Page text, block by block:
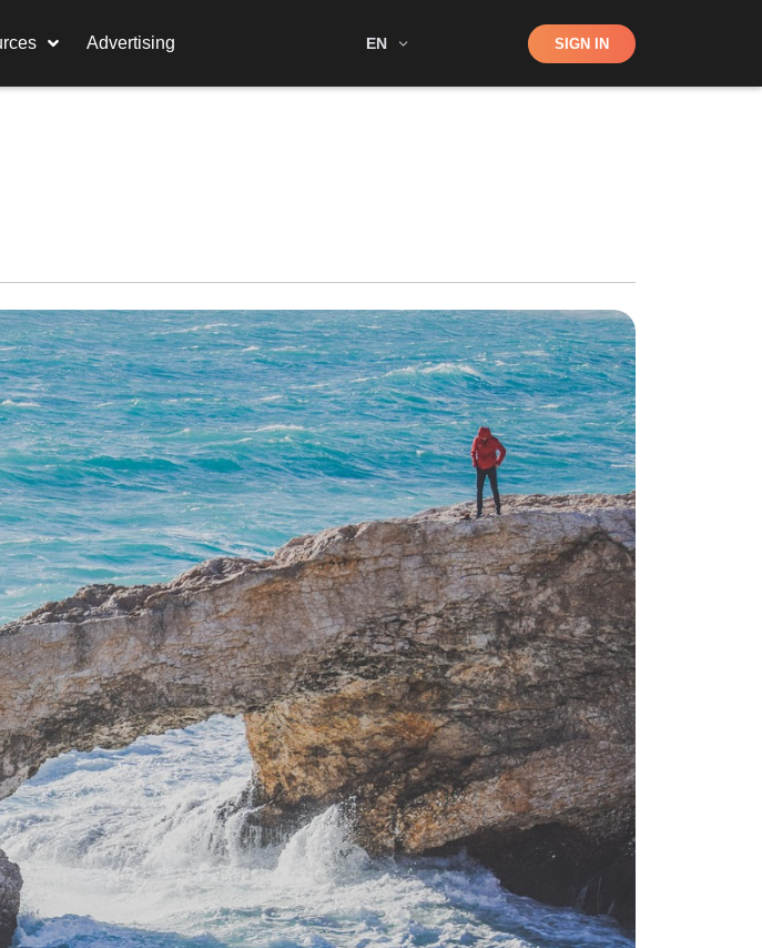
Advertising EN Shop SIGN IN